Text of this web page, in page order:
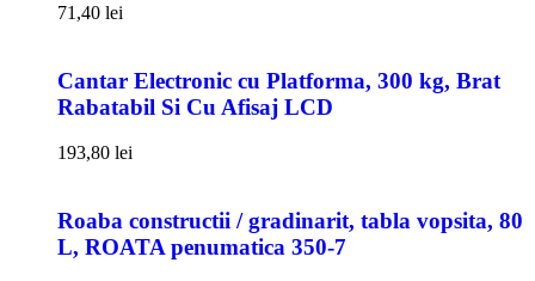
71,40 lei
Cantar Electronic cu Platforma, 300 kg, Brat
Rabatabil Si Cu Afisaj LCD
193,80 lei
Roaba constructii / gradinarit, tabla vopsita, 80
L, ROATA penumatica 350-7